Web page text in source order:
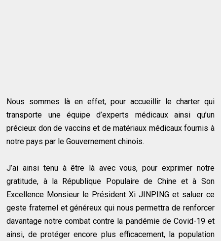
Nous sommes là en effet, pour accueillir le charter qui
transporte une équipe d’experts médicaux ainsi qu’un
précieux don de vaccins et de matériaux médicaux fournis à
notre pays par le Gouvernement chinois.
J’ai ainsi tenu à être là avec vous, pour exprimer notre
gratitude, à la République Populaire de Chine et à Son
Excellence Monsieur le Président Xi JINPING et saluer ce
geste fraternel et généreux qui nous permettra de renforcer
davantage notre combat contre la pandémie de Covid-19 et
ainsi, de protéger encore plus efficacement, la population